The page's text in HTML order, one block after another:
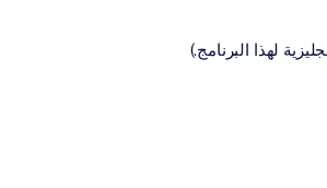
لهذا البرنامج.)